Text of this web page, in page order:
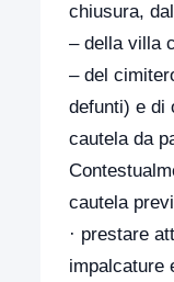
chiusura,
– della villa
– del
defunti) e di
cautela da
cautela
· prestare
impalcature